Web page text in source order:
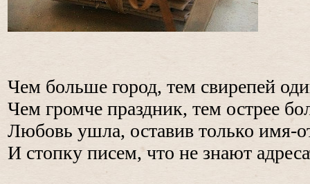
Чем больше город, тем свирепей
Чем громче праздник, тем острее
Любовь ушла, оставив только имя-
И стопку писем, что не знают